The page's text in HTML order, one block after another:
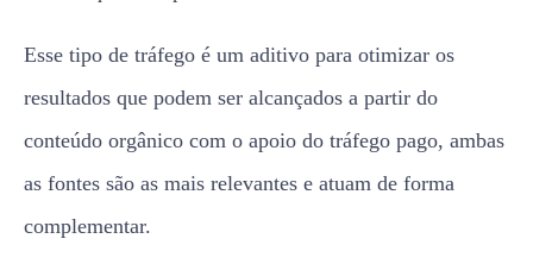
Esse tipo de tráfego é um aditivo para otimizar os
resultados que podem ser alcançados a partir do
conteúdo orgânico com o apoio do tráfego pago, ambas
as fontes são as mais relevantes e atuam de forma
complementar.